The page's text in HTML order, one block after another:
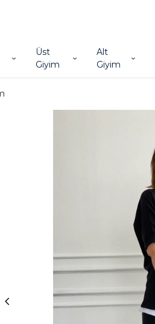
Üst
Giyim
Alt
Giyim